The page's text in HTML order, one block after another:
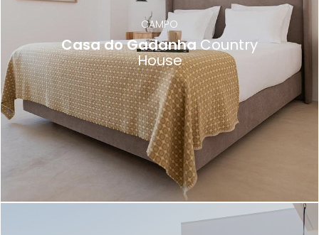
CAMPO
Casa do GadanhaCountry
House